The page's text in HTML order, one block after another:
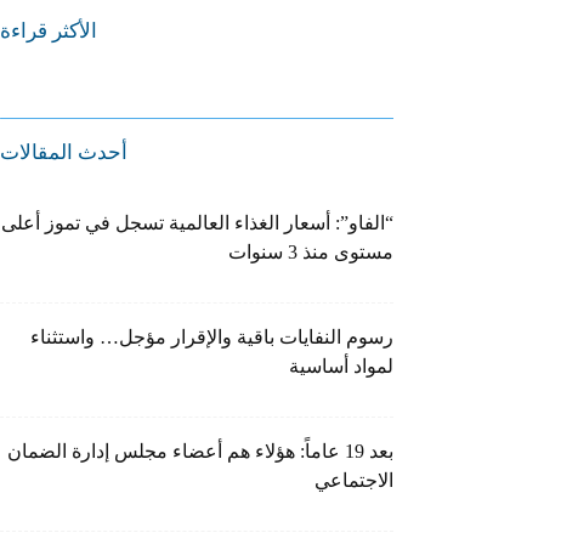
الأكثر قراءة
أحدث المقالات
“الفاو”: أسعار الغذاء العالمية تسجل في تموز أعلى
مستوى منذ 3 سنوات
رسوم النفايات باقية والإقرار مؤجل… واستثناء
لمواد أساسية
بعد 19 عاماً: هؤلاء هم أعضاء مجلس إدارة الضمان
الاجتماعي